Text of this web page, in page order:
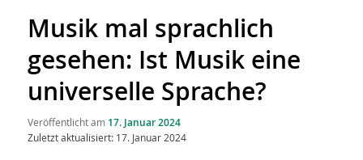
Inhalt
springen
Inhalt
springen
Musik mal sprachlich
gesehen: Ist Musik eine
universelle Sprache?
Veröffentlicht am 17. Januar 2024
Zuletzt aktualisiert: 17. Januar 2024